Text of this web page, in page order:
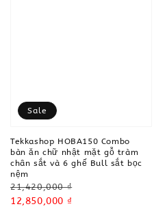
Sale
Tekkashop HOBA150 Combo
bàn ăn chữ nhật mặt gỗ tràm
chân sắt và 6 ghế Bull sắt bọc
nệm
Regular
price
21,420,000 ₫
Sale
12,850,000 ₫